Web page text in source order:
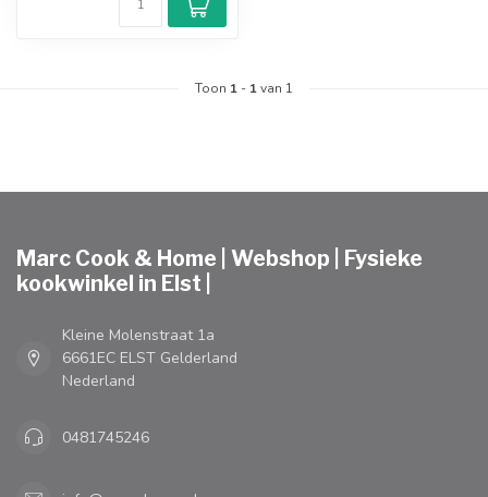
Toon 1 - 1van 1
Marc Cook & Home | Webshop | Fysieke
kookwinkel in Elst |
Kleine Molenstraat 1a
6661EC ELST Gelderland
Nederland
0481745246